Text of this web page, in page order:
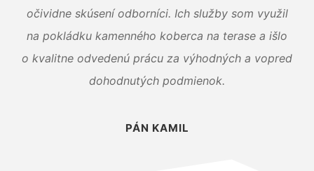
očividne skúsení odborníci. Ich služby som využil
na pokládku kamenného koberca na terase a išlo
o kvalitne odvedenú prácu za výhodných a vopred
dohodnutých podmienok.
PÁN KAMIL